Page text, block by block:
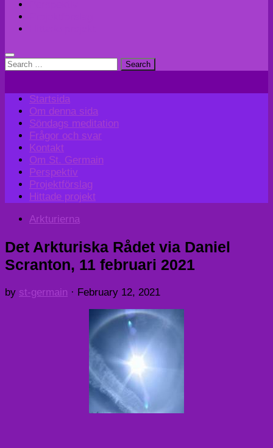
Search
Startsida
Om denna sida
Söndags meditation
Frågor och svar
Kontakt
Om St. Germain
Perspektiv
Projektförslag
Hittade projekt
Arkturierna
Det Arkturiska Rådet via Daniel
Scranton, 11 februari 2021
by st-germain · February 12, 2021